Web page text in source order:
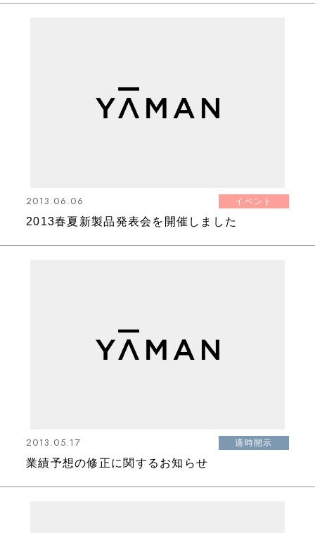
2013.06.06 イベント
2013春夏新製品発表会を開催しました
2013.05.17 適時開示
業績予想の修正に関するお知らせ